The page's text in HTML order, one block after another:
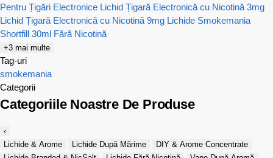
Pentru Țigări Electronice Lichid Țigară Electronică cu Nicotină 3mg
Lichid Țigară Electronică cu Nicotină 9mg Lichide Smokemania
Shortfill 30ml Fără Nicotină
+3 mai multe
Tag-uri
smokemania
Categorii
Categoriile Noastre De Produse
‹
Lichide & Arome
Lichide După Mărime
DIY & Arome Concentrate